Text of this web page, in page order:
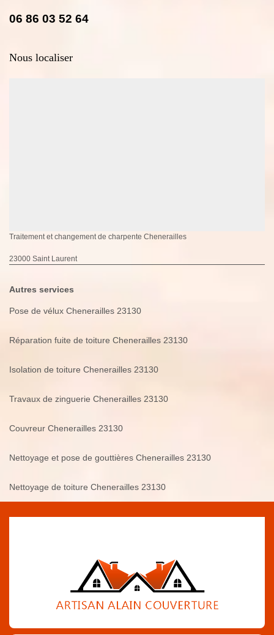
06 86 03 52 64
Nous localiser
Traitement et changement de charpente Chenerailles
23000 Saint Laurent
Autres services
Pose de vélux Chenerailles 23130
Réparation fuite de toiture Chenerailles 23130
Isolation de toiture Chenerailles 23130
Travaux de zinguerie Chenerailles 23130
Couvreur Chenerailles 23130
Nettoyage et pose de gouttières Chenerailles 23130
Nettoyage de toiture Chenerailles 23130